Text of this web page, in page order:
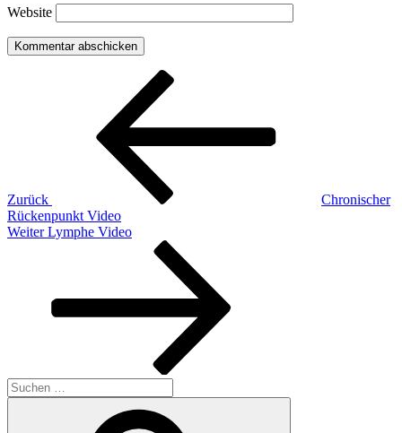
Website
Beitragsnavigation
Zurück
Chronischer
Rückenpunkt Video
Nächster
Weiter Lymphe Video
Suchen
nach: